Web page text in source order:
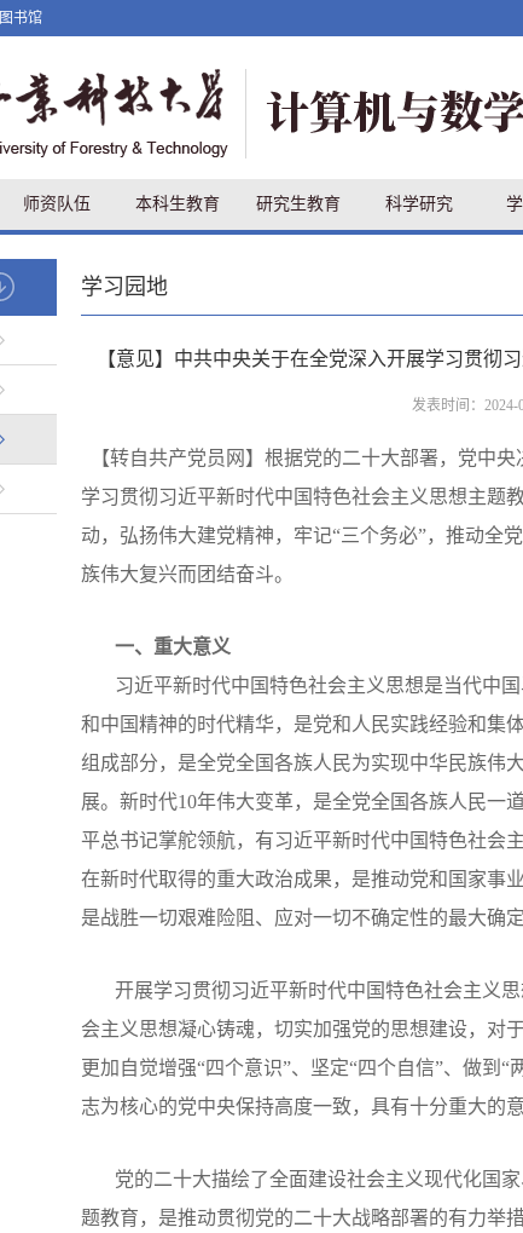
图书馆
师资队伍 本科生教育 研究生教育 科学研究
学习园地
【意见】中共中央关于在全党深入开展学习贯彻
发表时间：2024-
【转自共产党员网】根据党的二十大部署，党中
学习贯彻习近平新时代中国特色社会主义思想主题
动，弘扬伟大建党精神，牢记“三个务必”，推动全
族伟大复兴而团结奋斗。
一、重大意义
习近平新时代中国特色社会主义思想是当代中
和中国精神的时代精华，是党和人民实践经验和集
组成部分，是全党全国各族人民为实现中华民族伟
展。新时代10年伟大变革，是全党全国各族人民一
平总书记掌舵领航，有习近平新时代中国特色社会
在新时代取得的重大政治成果，是推动党和国家事
是战胜一切艰难险阻、应对一切不确定性的最大确
开展学习贯彻习近平新时代中国特色社会主义
会主义思想凝心铸魂，切实加强党的思想建设，对
更加自觉增强“四个意识”、坚定“四个自信”、做到
志为核心的党中央保持高度一致，具有十分重大的意
党的二十大描绘了全面建设社会主义现代化国
题教育，是推动贯彻党的二十大战略部署的有力举